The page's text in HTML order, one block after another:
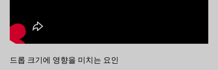
드롭 크기에 영향을 미치는 요인